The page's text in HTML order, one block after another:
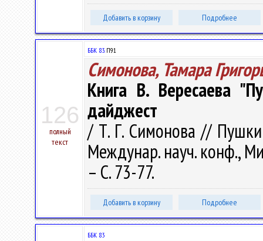
Добавить в корзину Подробнее
126
полный
текст
ББК 83.П91
Симонова, Тамара
Книга В. Вересаева
дайджест
/ Т. Г. Симонова //
Междунар. науч. конф.,
– С. 73-77.
Добавить в корзину Подробнее
ББК 83